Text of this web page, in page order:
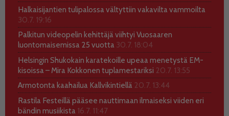
Halkaisijantien tulipalossa vältyttiin vakavilta vammoilta
30.7. 19:16
Palkitun videopelin kehittäjä viihtyi Vuosaaren
luontomaisemissa 25 vuotta 30.7. 18:04
Helsingin Shukokain karatekoille upeaa menetystä EM-
kisoissa – Mira Kokkonen tuplamestariksi 20.7. 13:55
Armotonta kaahailua Kallvikintiellä 20.7. 13:44
Rastila Festeillä pääsee nauttimaan ilmaiseksi viiden eri
bändin musiikista 16.7. 11:47